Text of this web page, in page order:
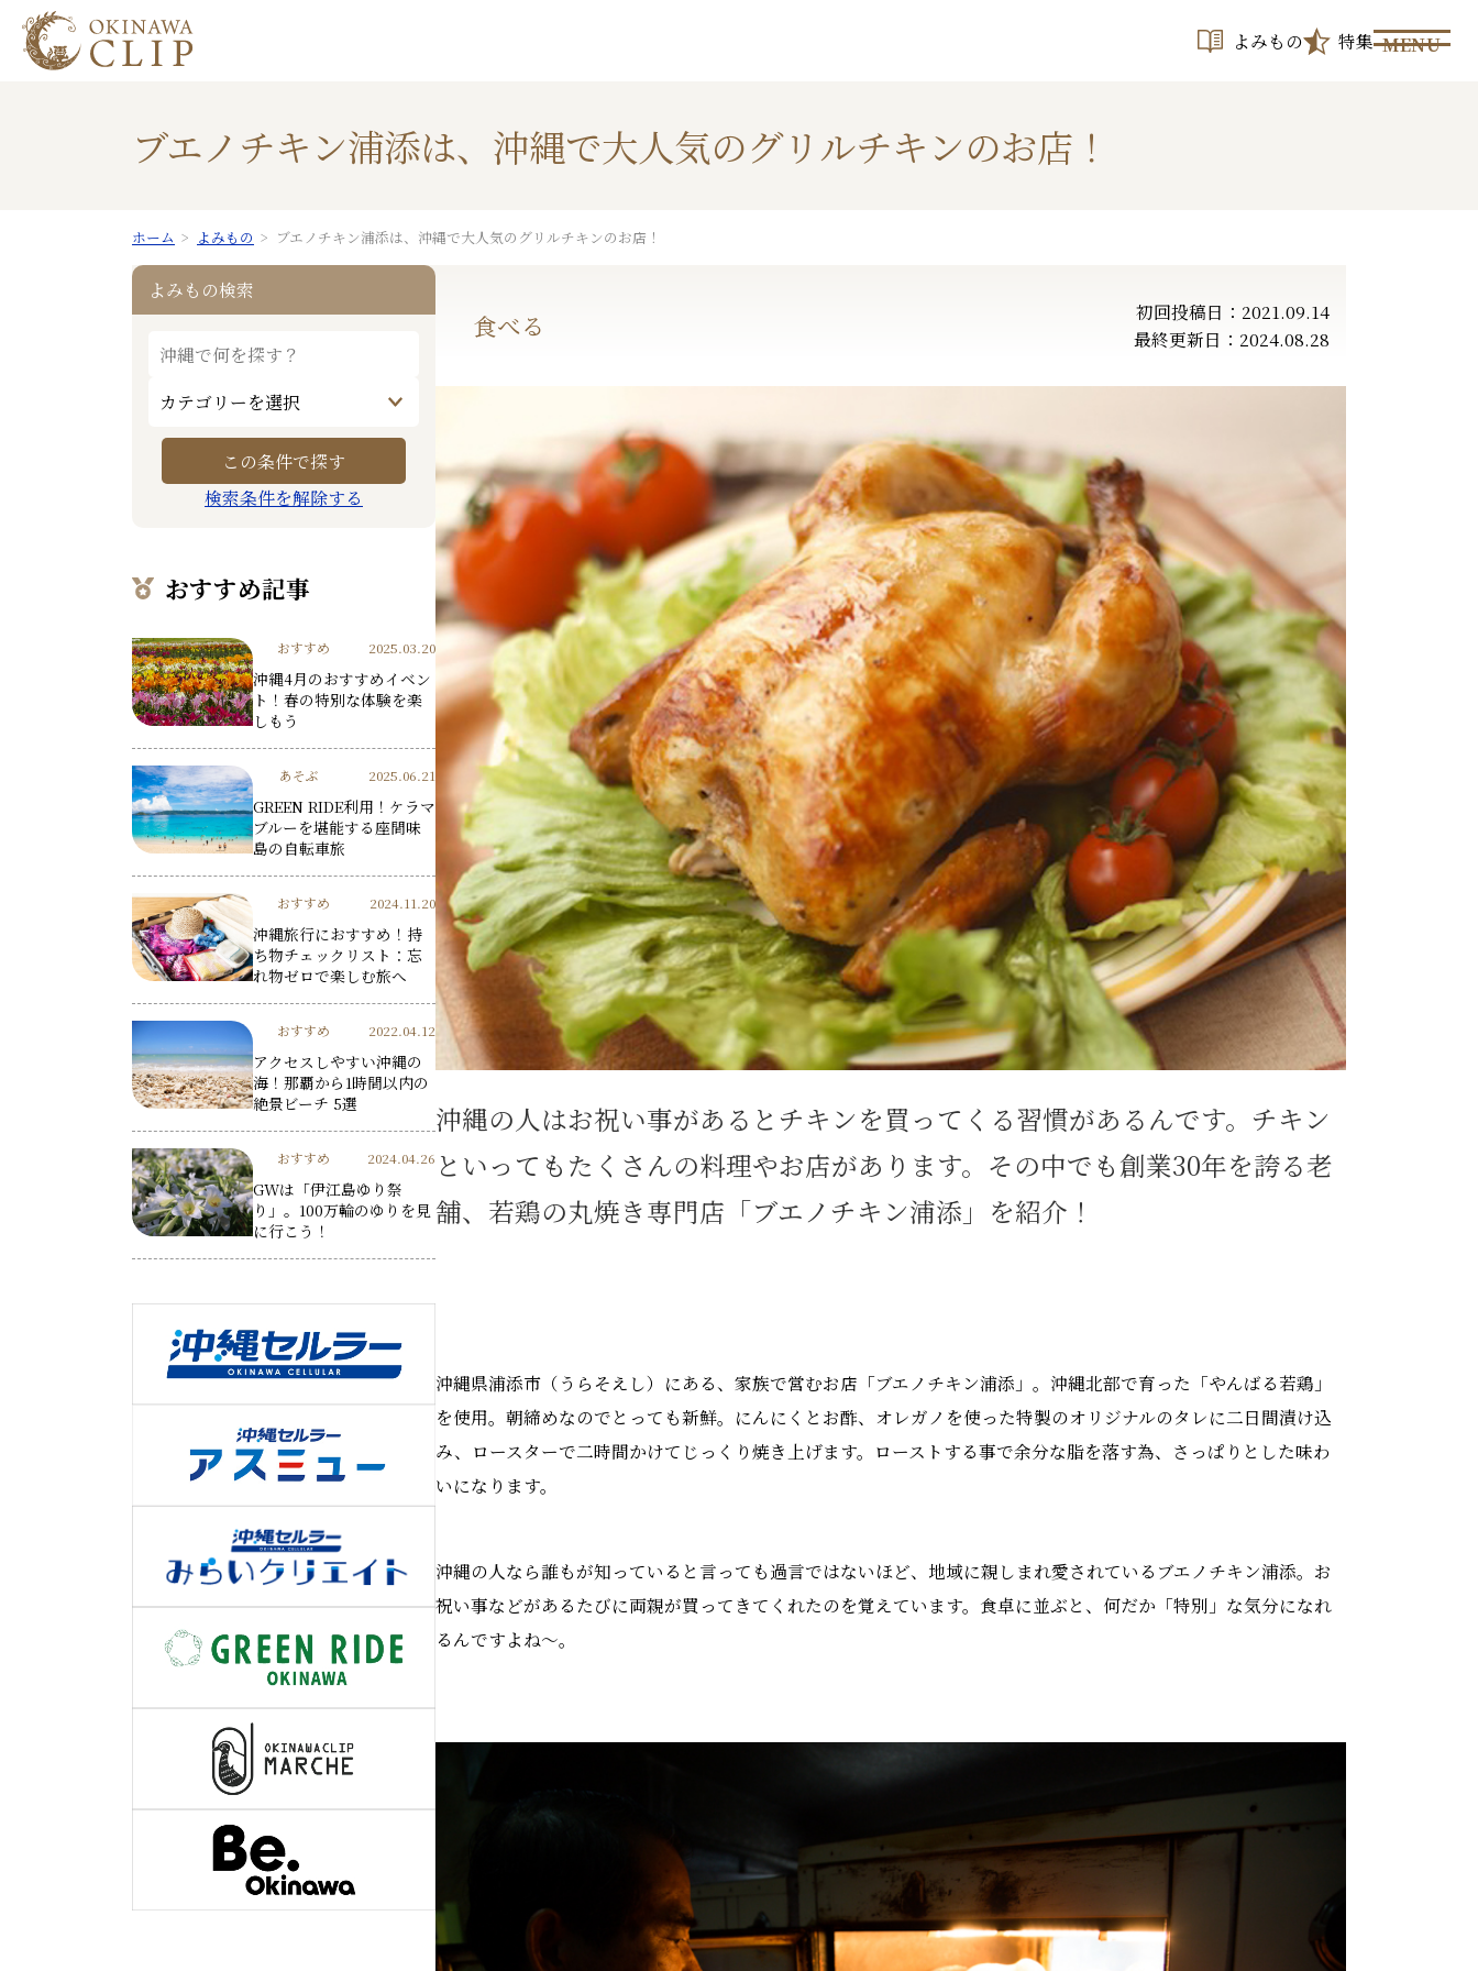
よみもの 特集 MENU
ブエノチキン浦添は、沖縄で大人気のグリルチキンのお店！
ホーム よみもの ブエノチキン浦添は、沖縄で大人気のグリルチキンのお店！
食べる
初回投稿日：2021.09.14
最終更新日：2024.08.28
沖縄の人はお祝い事があるとチキンを買ってくる習慣があるんです。チキン
といってもたくさんの料理やお店があります。その中でも創業30年を誇る老
舗、若鶏の丸焼き専門店「ブエノチキン浦添」を紹介！
沖縄県浦添市（うらそえし）にある、家族で営むお店「ブエノチキン浦添」。沖縄北部で育った「やんばる若鶏」
を使用。朝締めなのでとっても新鮮。にんにくとお酢、オレガノを使った特製のオリジナルのタレに二日間漬け込
み、ロースターで二時間かけてじっくり焼き上げます。ローストする事で余分な脂を落す為、さっぱりとした味わ
いになります。
沖縄の人なら誰もが知っていると言っても過言ではないほど、地域に親しまれ愛されているブエノチキン浦添。お
祝い事などがあるたびに両親が買ってきてくれたのを覚えています。食卓に並ぶと、何だか「特別」な気分になれ
るんですよね～。
よみもの検索
検索条件を解除する
おすすめ記事
おすすめ 2025.03.20
沖縄4月のおすすめイベン
ト！春の特別な体験を楽
しもう
あそぶ 2025.06.21
GREEN RIDE利用！ケラマ
ブルーを堪能する座間味
島の自転車旅
おすすめ 2024.11.20
沖縄旅行におすすめ！持
ち物チェックリスト：忘
れ物ゼロで楽しむ旅へ
おすすめ 2022.04.12
アクセスしやすい沖縄の
海！那覇から1時間以内の
絶景ビーチ 5選
おすすめ 2024.04.26
GWは「伊江島ゆり祭
り」。100万輪のゆりを見
に行こう！